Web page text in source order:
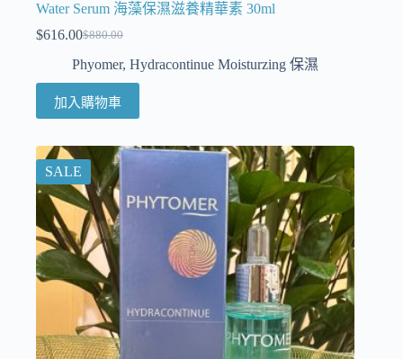
Water Serum 海藻保濕滋養精華素 30ml
$880.00
$616.00
Phyomer, Hydracontinue Moisturzing 保濕
加入購物車
SALE